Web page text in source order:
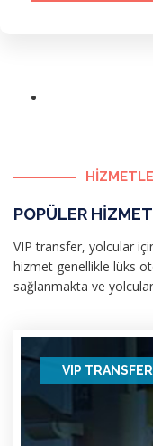
POPÜLER
VIP transfer, yolcular
hizmet genellikle lüks
sağlanmakta ve
VIP TRANSFER